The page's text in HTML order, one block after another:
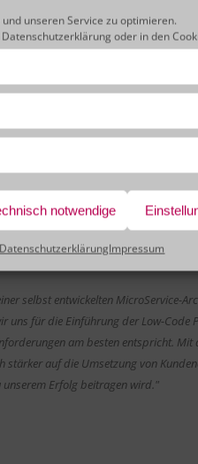
unseren Service zu optimieren.
Datenschutzerklärung oder in den
notwendige
DatenschutzerklärungImpressum
selbst entwickelten MicroService-
für die Einführung der Low-Code
am besten entspricht.
stärker auf die Umsetzung von
Erfolg beitragen wird."